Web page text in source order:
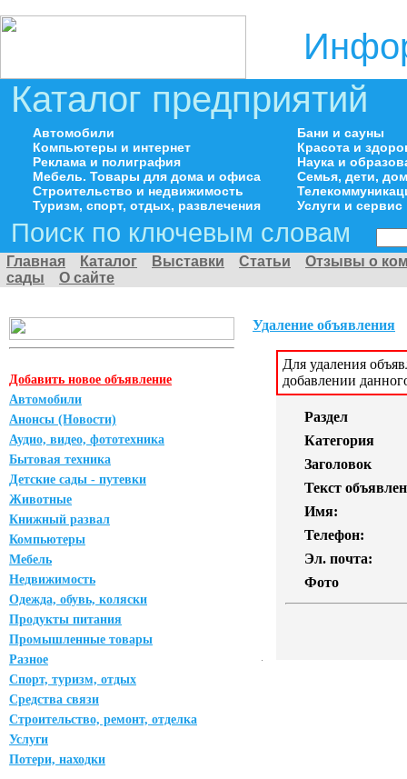
Каталог предприятий
Автомобили
Компьютеры и интернет
Реклама и полиграфия
Мебель. Товары для дома и офиса
Строительство и недвижимость
Туризм, спорт, отдых, развлечения
Бани и сауны
Красота и
Наука и
Семья, дети,
Услуги и сервис
Поиск по ключевым словам
Главная Каталог Выставки Статьи
Отзывы о
сады
О сайте
Добавить новое объявление
Автомобили
Анонсы (Новости)
Аудио, видео, фототехника
Бытовая техника
Детские сады - путевки
Животные
Книжный развал
Компьютеры
Мебель
Недвижимость
Одежда, обувь, коляски
Продукты питания
Промышленные товары
Разное
Спорт, туризм, отдых
Средства связи
Строительство, ремонт, отделка
Услуги
Потери, находки
Удаление объявления
Для удаления
добавлении
Раздел
Категория
Заголовок
Текст
Имя:
Телефон:
Эл. почта:
Фото